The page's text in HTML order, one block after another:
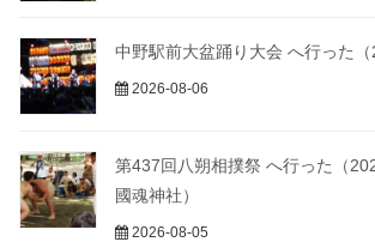
中野駅前大盆踊り大会 へ行った（
2026-08-06
第437回八朔相撲祭 へ行った（
國魂神社）
2026-08-05